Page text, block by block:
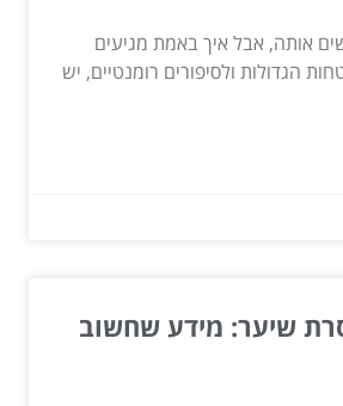
אותה, אבל איך באמת מגיעים
הגדולות ולסיפורים רומנטיים, יש
שיער: מידע שחשוב